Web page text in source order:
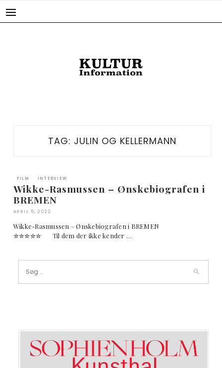
TAG: JULIN OG KELLERMANN
FILM INTERVIEW
Wikke-Rasmussen – Ønskebiografen i
BREMEN
APRIL 5, 2022
Wikke-Rasmussen – Ønskebiografen i BREMEN
✮✮✮✮✮ Til dem der ikke kender …